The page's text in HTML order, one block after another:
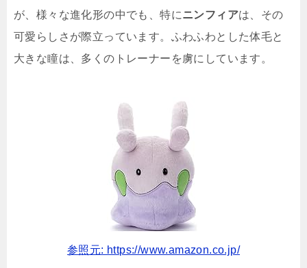
が、様々な進化形の中でも、特にニンフィアは、その
可愛らしさが際立っています。ふわふわとした体毛と
大きな瞳は、多くのトレーナーを虜にしています。
参照元: https://www.amazon.co.jp/